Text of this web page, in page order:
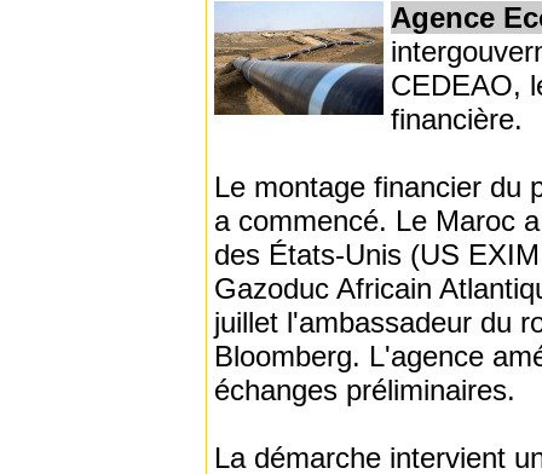
Agence
CEDEAO,
financière.
Le montage financier du
a commencé. Le Maroc
des États-Unis (US
Gazoduc Africain
juillet l'ambassadeur du
Bloomberg. L'agence
échanges préliminaires.
La démarche intervient